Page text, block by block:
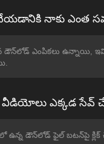
నాకు ఎంత
ఎంపికలు ఉన్నాయి,
వీడియోలు ఎక్కడ
ఉన్న డౌన్‌లోడ్ ఫైల్ బటన్‌పై